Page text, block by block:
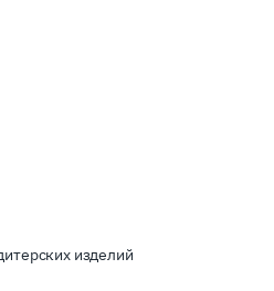
изделий